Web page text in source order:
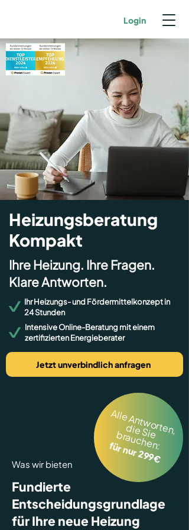
Login
Heizungsberatung
Kompakt
Ihre Heizung. Ihre Fragen.
Klare Antworten.
Ihr Heizungs- und Fördermittelkonzept in
24 Stunden
Intensive Online-Beratung mit einem
zertifizierten Energieberater
Jetzt unverbindlich anfragen
Was wir bieten
Fundierte
Entscheidungsgrundlage
für Ihre neue Heizung
Alle Antworten,
d
ie
S
ie b
ra
u
c
h
e
n
:
für nur 299€